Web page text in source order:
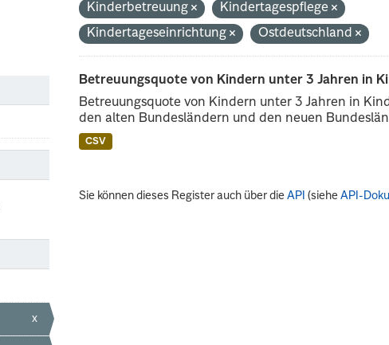
x
Kinderbetreuung
Kindertagespflege
Kindertageseinrichtung
Ostdeutschland
Betreuungsquote von Kindern unter 3 Jahren in
Betreuungsquote von Kindern unter 3 Jahren in
den alten Bundesländern und den neuen
CSV
Sie können dieses Register auch über dieAPI (sieheAPI-